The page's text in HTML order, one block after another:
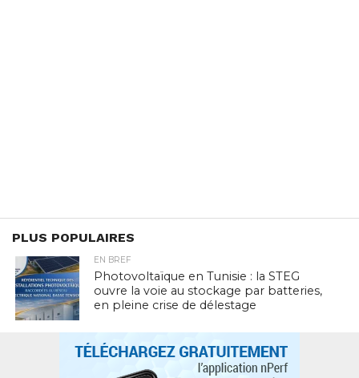
PLUS POPULAIRES
EN BREF
Photovoltaïque en Tunisie : la STEG
ouvre la voie au stockage par batteries,
en pleine crise de délestage